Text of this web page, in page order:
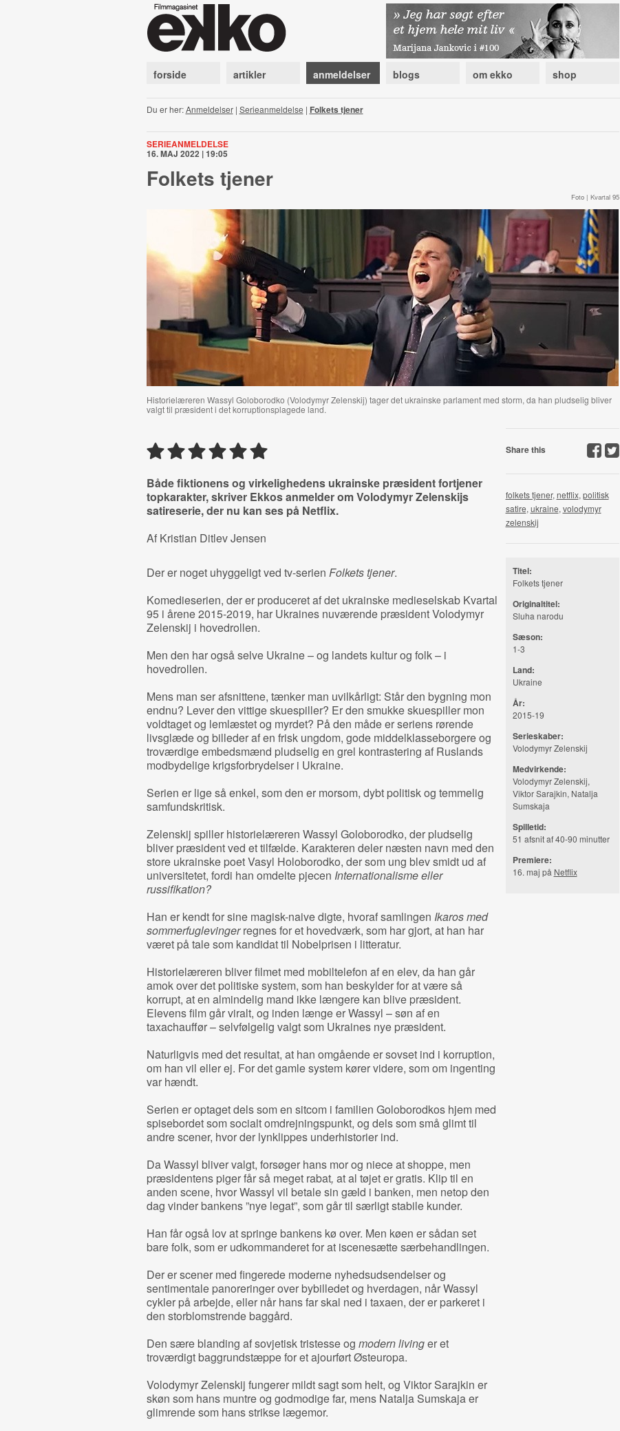
forside artikler anmeldelser blogs om ekko shop
Du er her:Anmeldelser| Serieanmeldelse | Folkets tjener
SERIEANMELDELSE
16. MAJ 2022 | 19:05
Folkets tjener
Foto | Kvartal 95
Historielæreren Wassyl Goloborodko (Volodymyr Zelenskij) tager det ukrainske parlament med storm, da han pludselig bliver
valgt til præsident i det korruptionsplagede land.
Både fiktionens og virkelighedens ukrainske præsident fortjener
topkarakter, skriver Ekkos anmelder omVolodymyr Zelenskijs
satireserie, der nu kan ses på Netflix.
Af Kristian Ditlev Jensen
Der er noget uhyggeligt ved tv-serien Folkets tjener.
Komedieserien, der er produceret af det ukrainske medieselskab Kvartal
95 i årene 2015-2019, har Ukraines nuværende præsident Volodymyr
Zelenskij i hovedrollen.
Men den har også selve Ukraine – og landets kultur og folk – i
hovedrollen.
Mens man ser afsnittene, tænker man uvilkårligt: Står den bygning mon
endnu? Lever den vittige skuespiller? Er den smukke skuespiller mon
voldtaget og lemlæstet og myrdet? På den måde er seriens rørende
livsglæde og billeder af en frisk ungdom, gode middelklasseborgere og
troværdige embedsmænd pludselig en grel kontrastering af Ruslands
modbydelige krigsforbrydelser i Ukraine.
Serien er lige så enkel, som den er morsom, dybt politisk og temmelig
samfundskritisk.
Zelenskij spiller historielæreren Wassyl Goloborodko, der pludselig
bliver præsident ved et tilfælde. Karakteren deler næsten navn med den
store ukrainske poet Vasyl Holoborodko, der som ung blev smidt ud af
universitetet, fordi han omdelte pjecen Internationalisme eller
russifikation?
Han er kendt for sine magisk-naive digte, hvoraf samlingen Ikaros med
sommerfuglevingerregnes for et hovedværk, som har gjort, at han har
været på tale som kandidat til Nobelprisen i litteratur.
Historielæreren bliver filmet med mobiltelefon af en elev, da han går
amok over det politiske system, som han beskylder for at være så
korrupt, at en almindelig mand ikke længere kan blive præsident.
Elevens film går viralt, og inden længe er Wassyl – søn af en
taxachauffør – selvfølgelig valgt som Ukraines nye præsident.
Naturligvis med det resultat, at han omgående er sovset ind i korruption,
om han vil eller ej. For det gamle system kører videre, som om ingenting
var hændt.
Serien er optaget dels som en sitcom i familien Goloborodkos hjem med
spisebordet som socialt omdrejningspunkt, og dels som små glimt til
andre scener, hvor der lynklippes underhistorier ind.
Da Wassyl bliver valgt, forsøger hans mor og niece at shoppe, men
præsidentens piger får så meget rabat, at al tøjet er gratis. Klip til en
anden scene, hvor Wassyl vil betale sin gæld i banken, men netop den
dag vinder bankens ”nye legat”, som går til særligt stabile kunder.
Han får også lov at springe bankens kø over. Men køen er sådan set
bare folk, som er udkommanderet for at iscenesætte særbehandlingen.
Der er scener med fingerede moderne nyhedsudsendelser og
sentimentale panoreringer over bybilledet og hverdagen, når Wassyl
cykler på arbejde, eller når hans far skal ned i taxaen, der er parkeret i
den storblomstrende baggård.
Den sære blanding af sovjetisk tristesse og modern livinger et
troværdigt baggrundstæppe for et ajourført Østeuropa.
Volodymyr Zelenskij fungerer mildt sagt som helt, og Viktor Sarajkin er
skøn som hans muntre og godmodige far, mens Natalja Sumskaja er
glimrende som hans strikse lægemor.
Share this
folkets tjener, netflix, politisk
satire, ukraine, volodymyr
zelenskij
Titel:
Folkets tjener
Originaltitel:
Sluha narodu
Sæson:
1-3
Land:
Ukraine
År:
2015-19
Serieskaber:
Volodymyr Zelenskij
Medvirkende:
Volodymyr Zelenskij,
Viktor Sarajkin, Natalja
Sumskaja
Spilletid:
51 afsnit af 40-90 minutter
Premiere:
16. maj på Netflix